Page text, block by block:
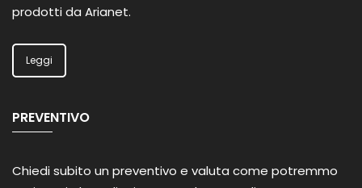
prodotti da Arianet.
Leggi
PREVENTIVO
Chiedi subito un preventivo e valuta come potremmo